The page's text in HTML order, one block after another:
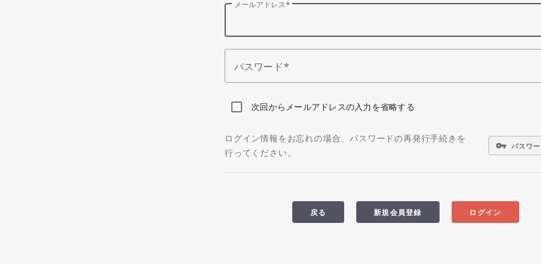
メールアドレス
パスワード
次回からメールアドレスの入力を省略する
ログイン情報をお忘れの場合、パスワードの再発行手続きを
行ってください。
vpn_key パスワ
ログイン
新規会員登録
戻る